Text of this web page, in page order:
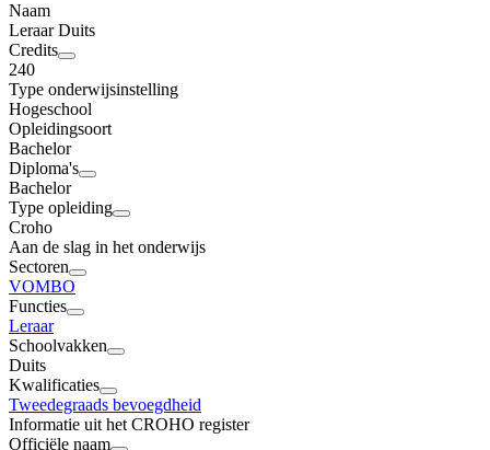
Naam
Leraar Duits
Credits
240
Type onderwijsinstelling
Hogeschool
Opleidingsoort
Bachelor
Diploma's
Bachelor
Type opleiding
Croho
Aan de slag in het onderwijs
Sectoren
VOMBO
Functies
Leraar
Schoolvakken
Duits
Kwalificaties
Tweedegraads bevoegdheid
Informatie uit het CROHO register
Officiële naam